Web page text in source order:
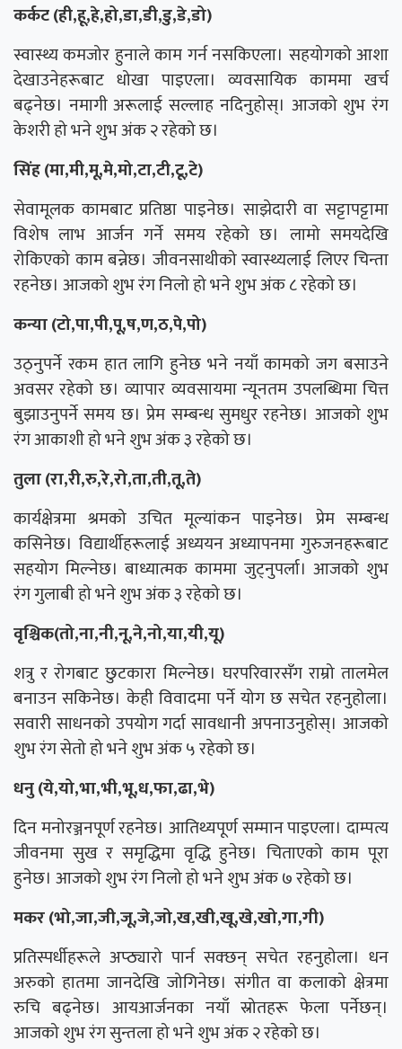
कर्कट (ही,हू,हे,हो,डा,डी,डु,डे,डो)
स्वास्थ्य कमजोर हुनाले काम गर्न नसकिएला। सहयोगको आशा
देखाउनेहरूबाट धोखा पाइएला। व्यवसायिक काममा खर्च
बढ्नेछ। नमागी अरूलाई सल्लाह नदिनुहोस्। आजको शुभ रंग
केशरी हो भने शुभ अंक २ रहेको छ।
सिंह (मा,मी,मू,मे,मो,टा,टी,टू,टे)
सेवामूलक कामबाट प्रतिष्ठा पाइनेछ। साझेदारी वा सट्टापट्टामा
विशेष लाभ आर्जन गर्ने समय रहेको छ। लामो समयदेखि
रोकिएको काम बन्नेछ। जीवनसाथीको स्वास्थ्यलाई लिएर चिन्ता
रहनेछ। आजको शुभ रंग निलो हो भने शुभ अंक ८ रहेको छ।
कन्या (टो,पा,पी,पू,ष,ण,ठ,पे,पो)
उठ्नुपर्ने रकम हात लागि हुनेछ भने नयाँ कामको जग बसाउने
अवसर रहेको छ। व्यापार व्यवसायमा न्यूनतम उपलब्धिमा चित्त
बुझाउनुपर्ने समय छ। प्रेम सम्बन्ध सुमधुर रहनेछ। आजको शुभ
रंग आकाशी हो भने शुभ अंक ३ रहेको छ।
तुला (रा,री,रु,रे,रो,ता,ती,तू,ते)
कार्यक्षेत्रमा श्रमको उचित मूल्यांकन पाइनेछ। प्रेम सम्बन्ध
कसिनेछ। विद्यार्थीहरूलाई अध्ययन अध्यापनमा गुरुजनहरूबाट
सहयोग मिल्नेछ। बाध्यात्मक काममा जुट्नुपर्ला। आजको शुभ
रंग गुलाबी हो भने शुभ अंक ३ रहेको छ।
वृश्चिक(तो,ना,नी,नू,ने,नो,या,यी,यू)
शत्रु र रोगबाट छुटकारा मिल्नेछ। घरपरिवारसँग राम्रो तालमेल
बनाउन सकिनेछ। केही विवादमा पर्ने योग छ सचेत रहनुहोला।
सवारी साधनको उपयोग गर्दा सावधानी अपनाउनुहोस्। आजको
शुभ रंग सेतो हो भने शुभ अंक ५ रहेको छ।
धनु (ये,यो,भा,भी,भू,ध,फा,ढा,भे)
दिन मनोरञ्जनपूर्ण रहनेछ। आतिथ्यपूर्ण सम्मान पाइएला। दाम्पत्य
जीवनमा सुख र समृद्धिमा वृद्धि हुनेछ। चिताएको काम पूरा
हुनेछ। आजको शुभ रंग निलो हो भने शुभ अंक ७ रहेको छ।
मकर (भो,जा,जी,जू,जे,जो,ख,खी,खू,खे,खो,गा,गी)
प्रतिस्पर्धीहरूले अप्ठ्यारो पार्न सक्छन् सचेत रहनुहोला। धन
अरुको हातमा जानदेखि जोगिनेछ। संगीत वा कलाको क्षेत्रमा
रुचि बढ्नेछ। आयआर्जनका नयाँ स्रोतहरू फेला पर्नेछन्।
आजको शुभ रंग सुन्तला हो भने शुभ अंक २ रहेको छ।